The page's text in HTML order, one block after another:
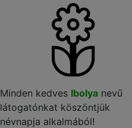
Minden kedves Ibolyanevű
látogatónkat köszöntjük
névnapja alkalmából!